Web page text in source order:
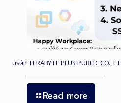
บริษัท TERABYTE PLUS PUBLIC CO.,
Read more